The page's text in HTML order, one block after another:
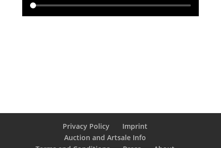
Privacy Policy
Imprint
Auction and Artsale Info